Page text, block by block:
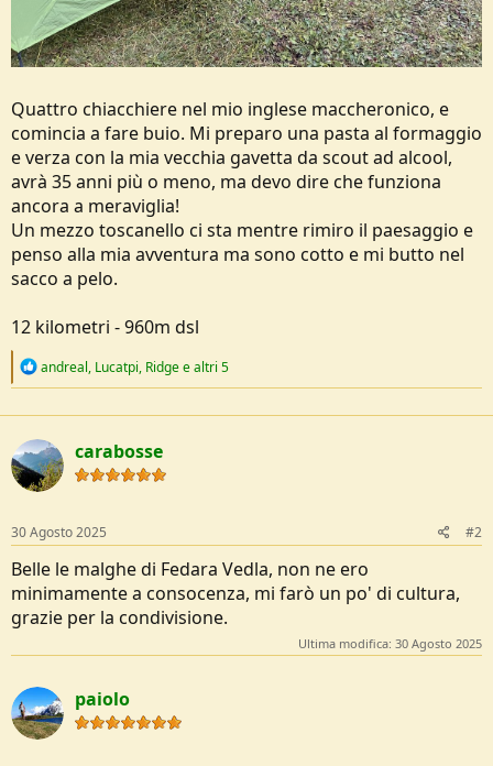
Quattro chiacchiere nel mio inglese maccheronico, e
comincia a fare buio. Mi preparo una pasta al formaggio
e verza con la mia vecchia gavetta da scout ad alcool,
avrà 35 anni più o meno, ma devo dire che funziona
ancora a meraviglia!
Un mezzo toscanello ci sta mentre rimiro il paesaggio e
penso alla mia avventura ma sono cotto e mi butto nel
sacco a pelo.
12 kilometri - 960m dsl
R
c
t
i
o
n
andreal, Lucatpi, Ridgee altri 5
carabosse
30 Agosto 2025 #2
Belle le malghe di Fedara Vedla, non ne ero
minimamente a consocenza, mi farò un po' di cultura,
grazie per la condivisione.
Ultima modifica: 30 Agosto 2025
paiolo